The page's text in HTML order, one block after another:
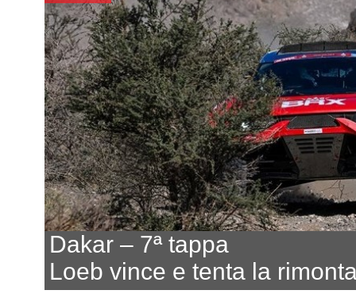
Dakar – 7ª tappa
Loeb vince e tenta la